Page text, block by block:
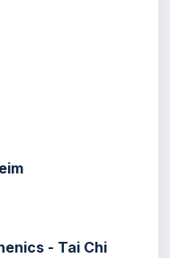
- Tai Chi